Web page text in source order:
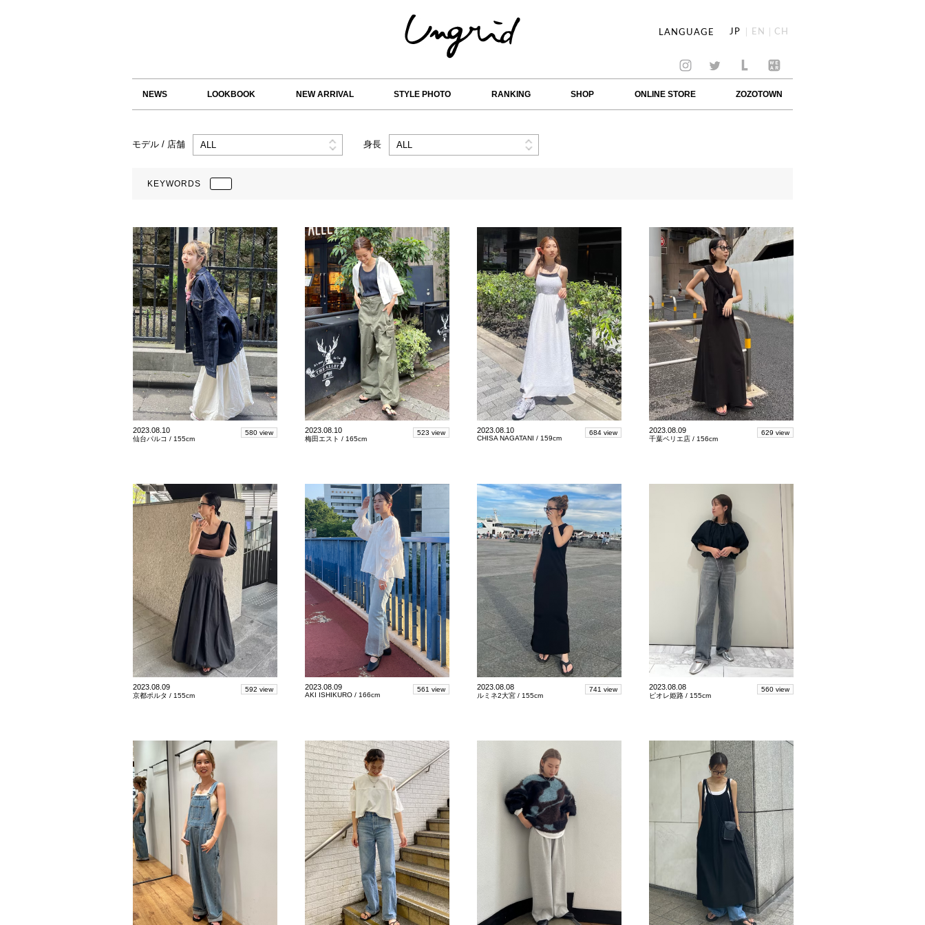
LANGUAGE JP EN CH
NEWS LOOKBOOK NEW ARRIVAL STYLE PHOTO RANKING SHOP ONLINE STORE ZOZOTOWN
モデル / 店舗 身長
KEYWORDS
2023.08.10
仙台パルコ / 155cm
580 view 2023.08.10
梅田エスト / 165cm
523 view 2023.08.10
CHISA NAGATANI / 159cm
684 view 2023.08.09
千葉ペリエ店 / 156cm
629 view
2023.08.09
京都ポルタ / 155cm
592 view 2023.08.09
AKI ISHIKURO / 166cm
561 view 2023.08.08
ルミネ2大宮 / 155cm
741 view 2023.08.08
ピオレ姫路 / 155cm
560 view